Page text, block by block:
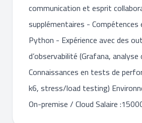
communication et esprit
supplémentaires - Compétences
Python - Expérience avec des
d’observabilité (Grafana,
Connaissances en tests de
k6, stress/load testing)
On-premise / Cloud Salaire